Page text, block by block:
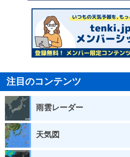
注目のコンテンツ
雨雲レーダー
天気図